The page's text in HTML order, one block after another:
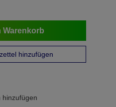
Warenkorb
hinzufügen
hinzufügen